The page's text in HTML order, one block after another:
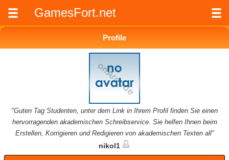
GamesFort.net
Profile
"Guten Tag Studenten, unter dem Link in Ihrem Profil finden Sie einen
hervorragenden akademischen Schreibservice. Sie helfen Ihnen beim
Erstellen, Korrigieren und Redigieren von akademischen Texten all"
nikol1